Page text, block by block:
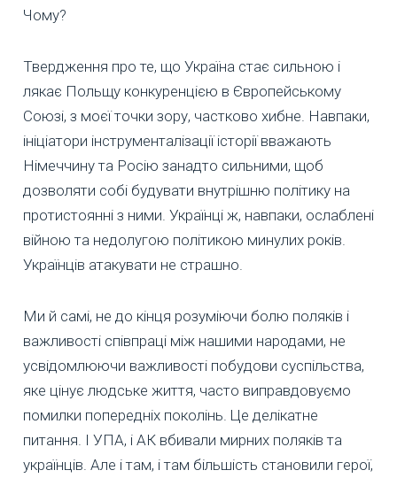
Чому?
Твердження про те, що Україна стає сильною і
лякає Польщу конкуренцією в Європейському
Союзі, з моєї точки зору, частково хибне. Навпаки,
ініціатори інструменталізації історії вважають
Німеччину та Росію занадто сильними, щоб
дозволяти собі будувати внутрішню політику на
протистоянні з ними. Українці ж, навпаки, ослаблені
війною та недолугою політикою минулих років.
Українців атакувати не страшно.
Ми й самі, не до кінця розуміючи болю поляків і
важливості співпраці між нашими народами, не
усвідомлюючи важливості побудови суспільства,
яке цінує людське життя, часто виправдовуємо
помилки попередніх поколінь. Це делікатне
питання. І УПА, і АК вбивали мирних поляків та
українців. Але і там, і там більшість становили герої,